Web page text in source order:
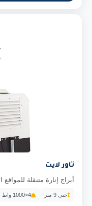
تاور لايت
أبراج إنارة متنقلة
حتى 9 متر 4×1000 واط